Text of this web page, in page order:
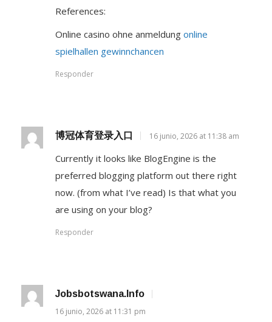
References:
Online casino ohne anmeldung online
spielhallen gewinnchancen
Responder
博冠体育登录入口 16 junio, 2026 at 11:38 am
Currently it looks like BlogEngine is the
preferred blogging platform out there right
now. (from what I’ve read) Is that what you
are using on your blog?
Responder
Jobsbotswana.info
16 junio, 2026 at 11:31 pm